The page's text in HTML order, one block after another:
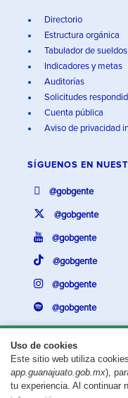
Uso de cookies
Este sitio web utiliza
app.guanajuato.gob.mx),
tu experiencia. Al continuar
Directorio
Estructura orgánica
Tabulador de sueldos
Indicadores y metas
Auditorías
Solicitudes
Cuenta pública
Aviso de privacidad
SÍGUENOS EN
@gobgente
@gobgente
@gobgente
@gobgente
@gobgente
@gobgente
¿Existe algún